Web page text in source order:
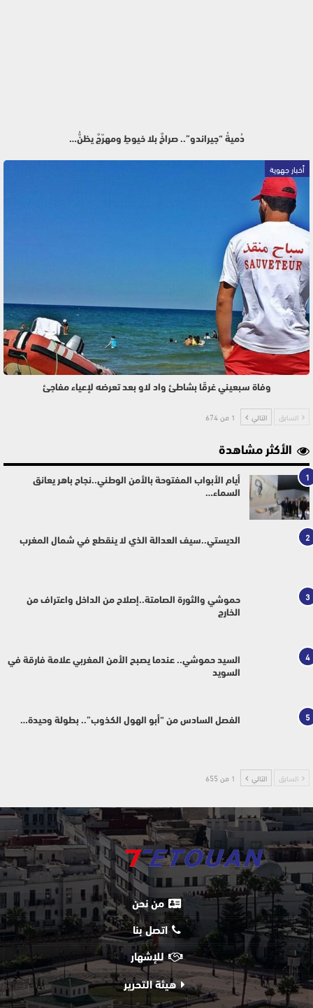
دُميةُ “جيراندو”.. صراخٌ بلا خيوطٍ ومهرّجٌ يظنُّ…
أخبار جهوية
وفاة سبعيني غرقًا بشاطئ واد لاو بعد تعرضه لإعياء مفاجئ
السابق التالي 1 من 674
الأكثر مشاهدة
1
أيام الأبواب المفتوحة بالأمن الوطني..نجاح باهر يعانق
السماء…
2 الديستي..سيف العدالة الذي لا ينقطع في شمال المغرب
3
حموشي والثورة الصامتة..إصلاح من الداخل واعتراف من
الخارج
4
السيد حموشي.. عندما يصبح الأمن المغربي علامة فارقة في
السويد
5 الفصل السادس من “أبو الهول الكذوب”.. بطولة وحيدة…
السابق التالي 1 من 655
من نحن
اتصل بنا
للإشهار
هيئة التحرير